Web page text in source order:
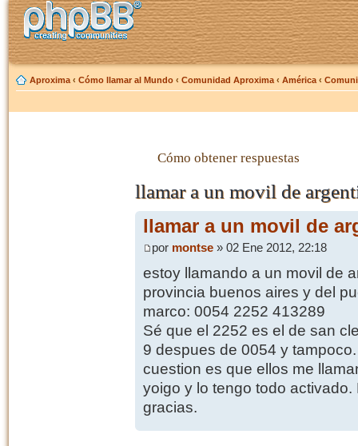
Aproxima ‹ Cómo llamar al Mundo ‹ Comunidad Aproxima ‹ América ‹
Cómo obtener respuestas
llamar a un movil de
llamar a un movil de
por montse» 02 Ene 2012, 22:18
estoy llamando a un movil de
provincia buenos aires y del
marco: 0054 2252 413289
Sé que el 2252 es el de san
9 despues de 0054 y
cuestion es que ellos me
yoigo y lo tengo todo
gracias.